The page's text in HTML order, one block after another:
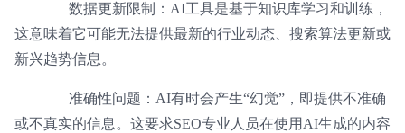
数据更新限制：AI工具是基于知识库学习和训练，
这意味着它可能无法提供最新的行业动态、搜索算法更新或
新兴趋势信息。
准确性问题：AI有时会产生“幻觉”，即提供不准确
或不真实的信息。这要求SEO专业人员在使用AI生成的内容